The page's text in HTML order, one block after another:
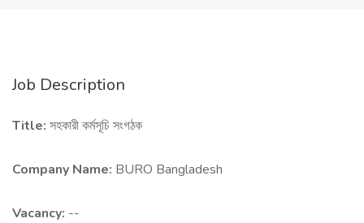
Job Description
Title: সহকারী কর্মসূচি সংগঠক
Company Name: BURO Bangladesh
Vacancy: --